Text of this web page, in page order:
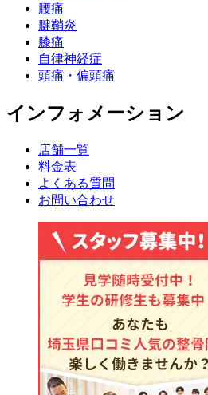
腰痛
腱鞘炎
膝痛
自律神経症
頭痛・偏頭痛
インフォメーション
店舗一覧
料金表
よくある質問
お問い合わせ